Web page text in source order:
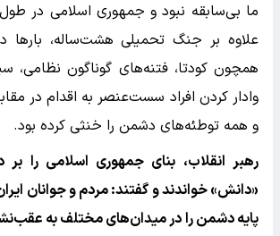
علاوه بر جنگ تحمیلی هشت‌ساله، بارها
همچون کودتا، فتنه‌های گوناگون نظامی،
وادار کردن افراد سست‌عنصر به اقدام در
و همه توطئه‌های دشمن را خنثی کرده بود.
رهبر انقلاب، بنای جمهوری اسلامی را
«دانش» خواندند و گفتند: مردم و جوانان
پایه دشمن را در میدان‌های مختلف به